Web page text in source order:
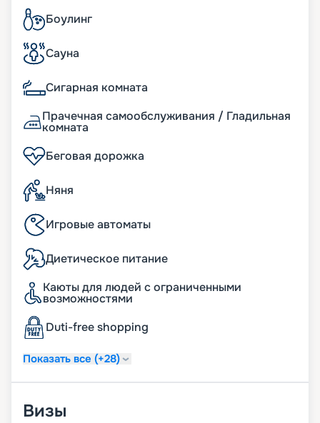
Боулинг
Сауна
Сигарная комната
Прачечная самообслуживания / Гладильная
комната
Беговая дорожка
Няня
Игровые автоматы
Диетическое питание
Каюты для людей с ограниченными
возможностями
Duti-free shopping
Показать все (+28)
Визы